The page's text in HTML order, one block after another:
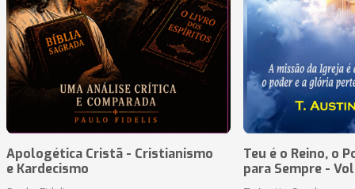
Apologética Cristã - Cristianismo
e Kardecismo
Teu é o Reino, o
para Sempre -